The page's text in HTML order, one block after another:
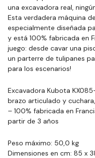
una excavadora real,
Esta verdadera máquina
especialmente diseñada
y está 100% fabricada en
juego: desde cavar una
un parterre de tulipanes
para los escenarios!
Excavadora Kubota
brazo articulado y
– 100% fabricada en
partir de 3 años
Peso máximo: 50,0 kg
Dimensiones en cm: 85 x